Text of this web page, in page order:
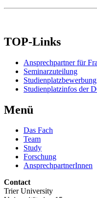
TOP-Links
Ansprechpartner für
Seminarzuteilung
Studienplatzbewerbung
Studienplatzinfos der
Menü
Das Fach
Team
Study
Forschung
AnsprechpartnerInnen
Contact
Trier University